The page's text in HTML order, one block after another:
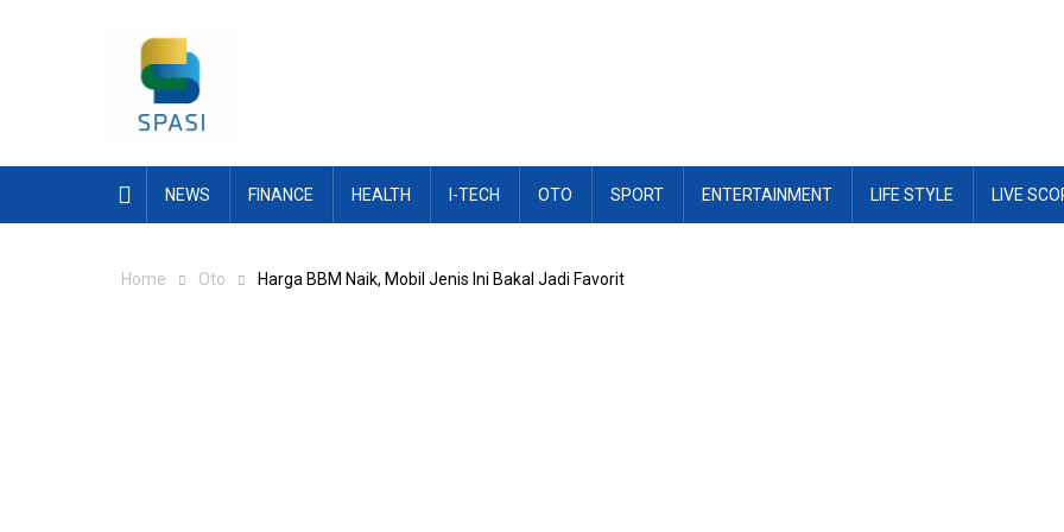
NEWS FINANCE HEALTH I-TECH OTO SPORT ENTERTAINMENT LIFE STYLE LIVE
Home Oto Harga BBM Naik, Mobil Jenis Ini Bakal Jadi Favorit